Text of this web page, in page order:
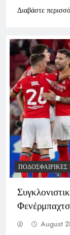
Διαβάστε
August